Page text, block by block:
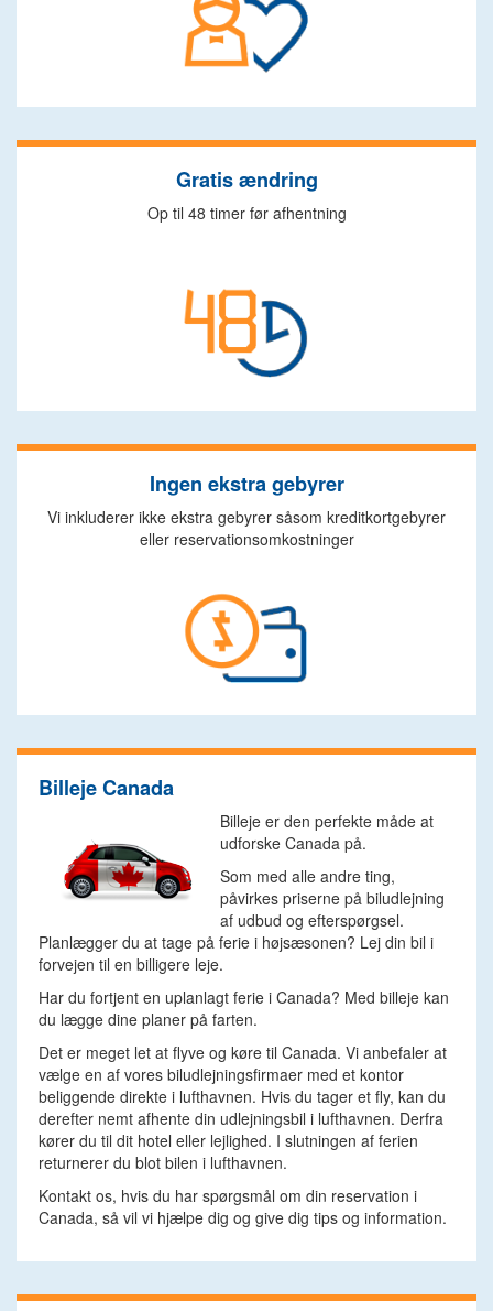
Gratis ændring
Op til 48 timer før afhentning
Ingen ekstra gebyrer
Vi inkluderer ikke ekstra gebyrer såsom kreditkortgebyrer
eller reservationsomkostninger
Billeje Canada
Billeje er den perfekte måde at
udforske Canada på.
Som med alle andre ting,
påvirkes priserne på biludlejning
af udbud og efterspørgsel.
Planlægger du at tage på ferie i højsæsonen? Lej din bil i
forvejen til en billigere leje.
Har du fortjent en uplanlagt ferie i Canada? Med billeje kan
du lægge dine planer på farten.
Det er meget let at flyve og køre til Canada. Vi anbefaler at
vælge en af vores biludlejningsfirmaer med et kontor
beliggende direkte i lufthavnen. Hvis du tager et fly, kan du
derefter nemt afhente din udlejningsbil i lufthavnen. Derfra
kører du til dit hotel eller lejlighed. I slutningen af ferien
returnerer du blot bilen i lufthavnen.
Kontakt os, hvis du har spørgsmål om din reservation i
Canada, så vil vi hjælpe dig og give dig tips og information.